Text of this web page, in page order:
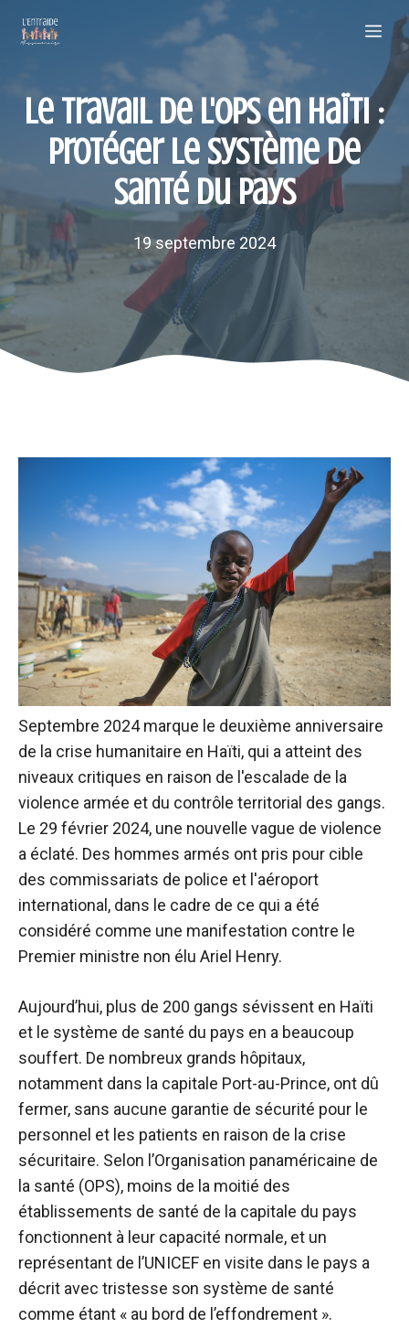
Le travail de l'OPS en Haïti :
protéger le système de
santé du pays
19 septembre 2024
Septembre 2024 marque le deuxième anniversaire
de la crise humanitaire en Haïti, qui a atteint des
niveaux critiques en raison de l'escalade de la
violence armée et du contrôle territorial des gangs.
Le 29 février 2024, une nouvelle vague de violence
a éclaté. Des hommes armés ont pris pour cible
des commissariats de police et l'aéroport
international, dans le cadre de ce qui a été
considéré comme une manifestation contre le
Premier ministre non élu Ariel Henry.
Aujourd’hui, plus de 200 gangs sévissent en Haïti
et le système de santé du pays en a beaucoup
souffert. De nombreux grands hôpitaux,
notamment dans la capitale Port-au-Prince, ont dû
fermer, sans aucune garantie de sécurité pour le
personnel et les patients en raison de la crise
sécuritaire. Selon l’Organisation panaméricaine de
la santé (OPS), moins de la moitié des
établissements de santé de la capitale du pays
fonctionnent à leur capacité normale, et un
représentant de l’UNICEF en visite dans le pays a
décrit avec tristesse son système de santé
comme étant « au bord de l’effondrement ».